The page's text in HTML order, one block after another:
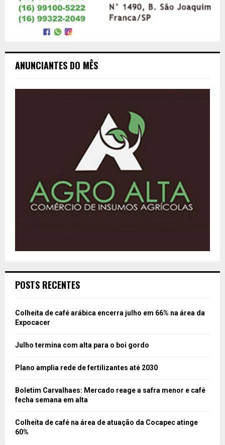
ANUNCIANTES DO MÊS
POSTS RECENTES
Colheita de café arábica encerra julho em 66% na área da
Expocacer
Julho termina com alta para o boi gordo
Plano amplia rede de fertilizantes até 2030
Boletim Carvalhaes: Mercado reage a safra menor e café
fecha semana em alta
Colheita de café na área de atuação da Cocapec atinge
60%